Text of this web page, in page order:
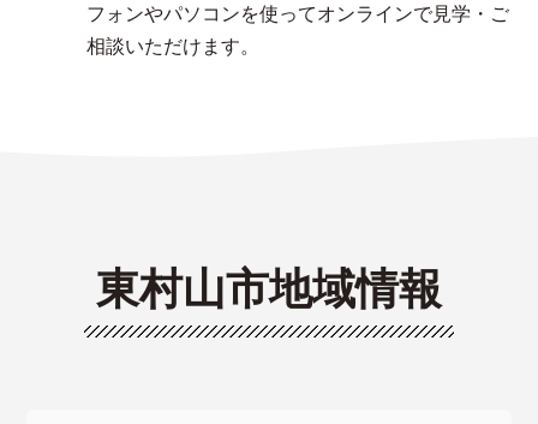
フォンやパソコンを使ってオンラインで見学・ご
相談いただけます。
東村山市地域情報